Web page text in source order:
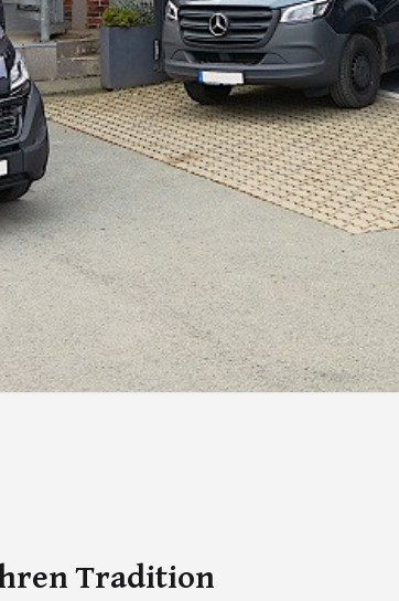
Tradition